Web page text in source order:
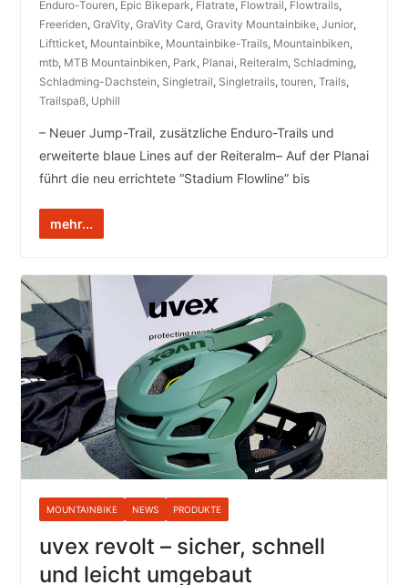
Enduro-Touren, Epic Bikepark, Flatrate, Flowtrail, Flowtrails,
Freeriden, GraVity, GraVity Card, Gravity Mountainbike, Junior,
Liftticket, Mountainbike, Mountainbike-Trails, Mountainbiken,
mtb, MTB Mountainbiken, Park, Planai, Reiteralm, Schladming,
Schladming-Dachstein, Singletrail, Singletrails, touren, Trails,
Trailspaß, Uphill
– Neuer Jump-Trail, zusätzliche Enduro-Trails und
erweiterte blaue Lines auf der Reiteralm– Auf der Planai
führt die neu errichtete “Stadium Flowline” bis
mehr...
MOUNTAINBIKE NEWS PRODUKTE
uvex revolt – sicher, schnell
und leicht umgebaut